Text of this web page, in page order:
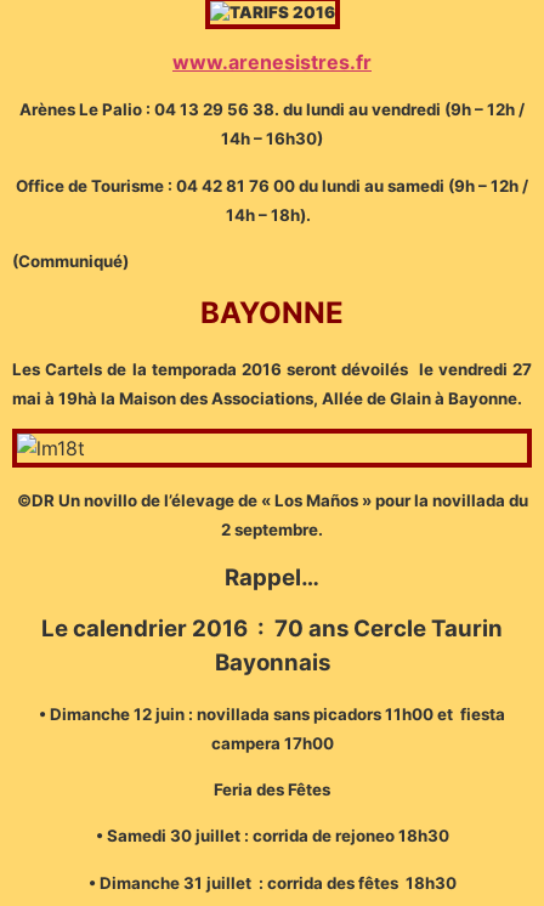
www.arenesistres.fr
Arènes Le Palio : 04 13 29 56 38. du lundi au vendredi (9h – 12h /
14h – 16h30)
Office de Tourisme : 04 42 81 76 00 du lundi au samedi (9h – 12h /
14h – 18h).
(Communiqué)
BAYONNE
Les Cartels de la temporada 2016 seront dévoilés le vendredi 27
mai à 19hà la Maison des Associations, Allée de Glain à Bayonne.
©DR Un novillo de l’élevage de « Los Maños » pour la novillada du
2 septembre.
Rappel…
Le calendrier 2016 : 70 ans Cercle Taurin
Bayonnais
• Dimanche 12 juin : novillada sans picadors 11h00 et fiesta
campera 17h00
Feria des Fêtes
• Samedi 30 juillet : corrida de rejoneo 18h30
• Dimanche 31 juillet : corrida des fêtes 18h30